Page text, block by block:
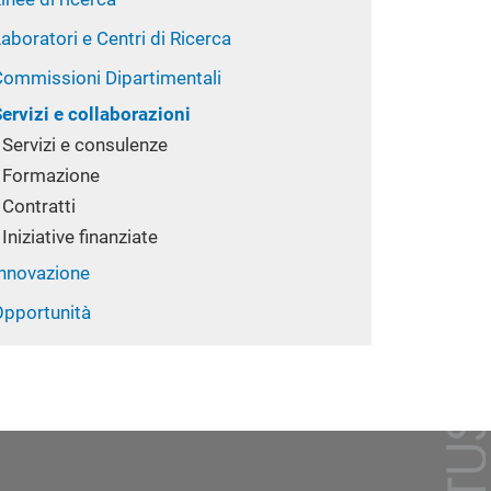
e Centri di Ricerca
Dipartimentali
e collaborazioni
Servizi e consulenze
Formazione
Contratti
Iniziative finanziate